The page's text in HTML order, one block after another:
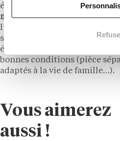
émulation collective. Cela
motivation et une rigueur à
lutter contre le sentiment
seront amenés à travailler à
également s’assurer de
bonnes conditions (pièce
adaptés à la vie de famille…).
Vous aimerez
aussi !